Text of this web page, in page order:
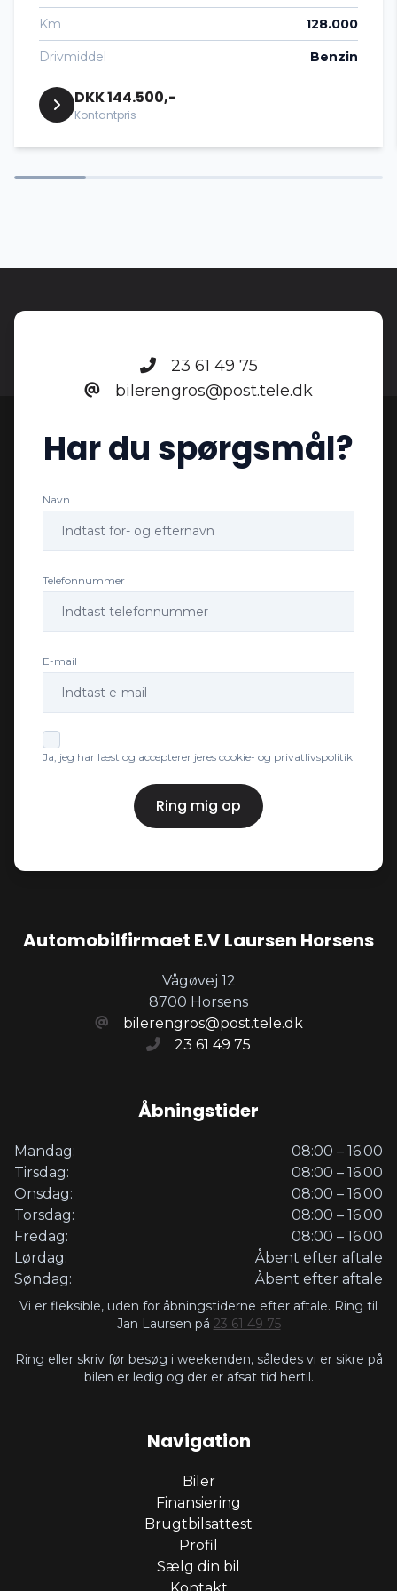
El-spejle
Fartpilot
Sædevarme
Tagræling
Varme i rattet
Km 128.000
Drivmiddel Benzin
DKK 144.500,-
Kontantpris
23 61 49 75
bilerengros@post.tele.dk
Har du spørgsmål?
Navn
Telefonnummer
E-mail
Ja, jeg har læst og accepterer jeres cookie- og privatlivspolitik
Ring mig op
Automobilfirmaet E.V Laursen Horsens
Vågøvej 12
8700 Horsens
bilerengros@post.tele.dk
23 61 49 75
Åbningstider
Mandag:
08:00 – 16:00
Tirsdag:
08:00 – 16:00
Onsdag:
08:00 – 16:00
Torsdag:
08:00 – 16:00
Fredag:
08:00 – 16:00
Lørdag:
Åbent efter aftale
Søndag:
Åbent efter aftale
Vi er fleksible, uden for åbningstiderne efter aftale. Ring til
Jan Laursen på 23 61 49 75
Ring eller skriv før besøg i weekenden, således vi er sikre på
bilen er ledig og der er afsat tid hertil.
Navigation
Biler
Finansiering
Brugtbilsattest
Profil
Sælg din bil
Kontakt